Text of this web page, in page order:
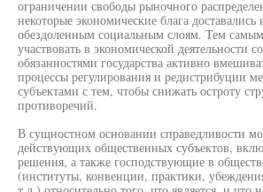
ограничении свободы рыночного
некоторые экономические блага
обездоленным социальным слоям. Тем
участвовать в экономической деятельности
обязанностями государства активно
процессы регулирования и редистрибуции
субъектами с тем, чтобы снижать остроту
противоречий.
В сущностном основании справедливости
действующих общественных субъектов,
решения, а также господствующие в
(институты, конвенции, практики,